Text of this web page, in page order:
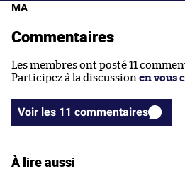
MA
Commentaires
Les membres ont posté 11
Participez à la discussion en vous
Voir les 11 commentaires
À lire aussi